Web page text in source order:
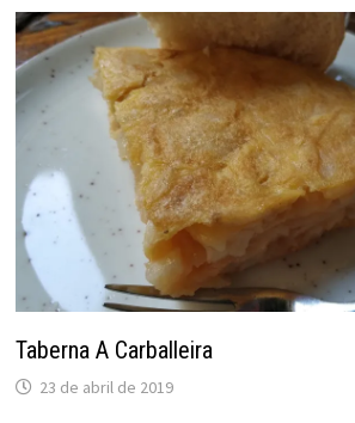
Taberna A Carballeira
23 de abril de 2019